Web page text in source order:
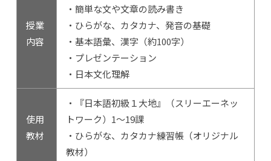
授業
内容
・簡単な文や文章の読み書き
・ひらがな、カタカナ、発音の基礎
・基本語彙、漢字（約100字）
・プレゼンテーション
・日本文化理解
使用
教材
・『日本語初級１大地』（スリーエーネッ
トワーク）1～19課
・ひらがな、カタカナ練習帳（オリジナル
教材）